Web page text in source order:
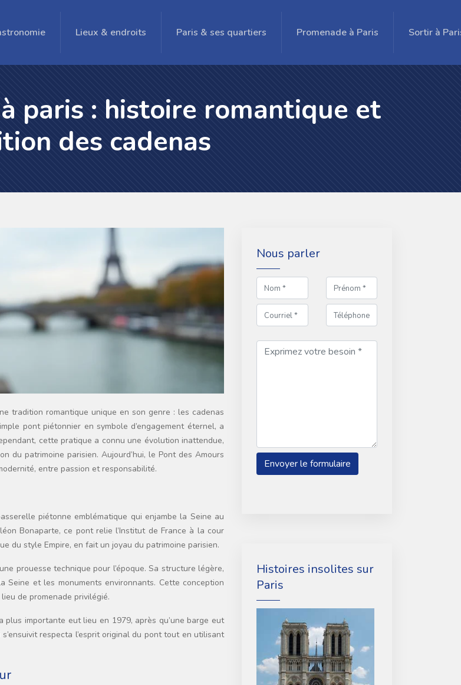
Lieux & endroits Paris & ses quartiers Promenade à Paris Sortir à
paris : histoire romantique et
des cadenas
pont piétonnier en symbole d’engagement éternel, a
cette pratique a connu une évolution inattendue,
du patrimoine parisien. Aujourd’hui, le Pont des Amours
entre passion et responsabilité.
piétonne emblématique qui enjambe la Seine au
Bonaparte, ce pont relie l’Institut de France à la cour
du style Empire, en fait un joyau du patrimoine parisien.
prouesse technique pour l’époque. Sa structure légère,
et les monuments environnants. Cette conception
de promenade privilégié.
importante eut lieu en 1979, après qu’une barge eut
respecta l’esprit original du pont tout en utilisant
Nous parler
Histoires insolites sur
Paris